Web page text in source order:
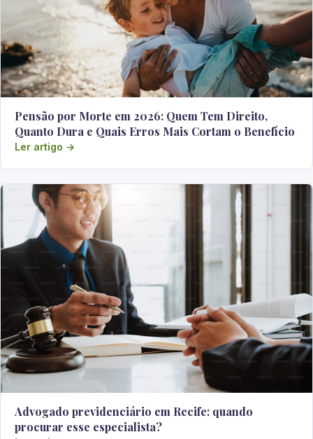
Pensão por Morte em 2026: Quem Tem Direito,
Quanto Dura e Quais Erros Mais Cortam o Benefício
Ler artigo →
Advogado previdenciário em Recife: quando
procurar esse especialista?